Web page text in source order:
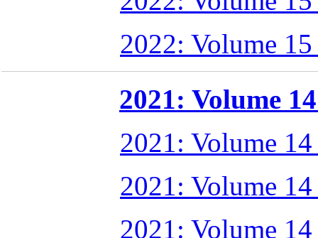
2022: Volume
2021: Volume
2021: Volume
2021: Volume
2021: Volume